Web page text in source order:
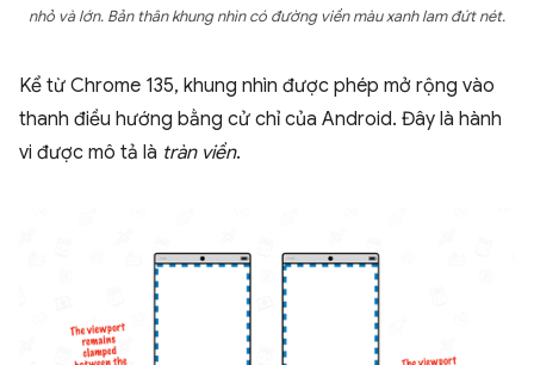
nhỏ và lớn. Bản thân khung nhìn có đường viền màu xanh lam đứt nét.
Kể từ Chrome 135, khung nhìn được phép mở rộng vào
thanh điều hướng bằng cử chỉ của Android. Đây là hành
vi được mô tả là tràn viền.